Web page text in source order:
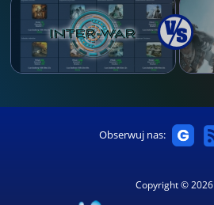
Obserwuj nas:
Copyright © 2026